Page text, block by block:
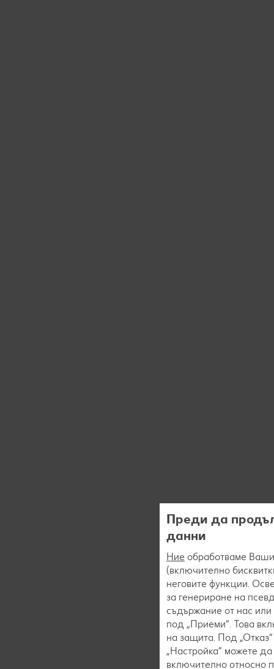
Преди да
данни
Ние обработваме
(включително
неговите функции.
за генериране на
съдържание от нас или
под „Приеми“. Това
на защита. Под
„Настройка“ можете
включително относно